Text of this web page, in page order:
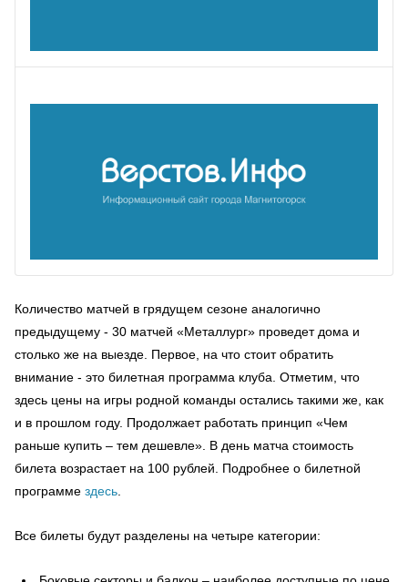
Количество матчей в грядущем сезоне аналогично
предыдущему - 30 матчей «Металлург» проведет дома и
столько же на выезде. Первое, на что стоит обратить
внимание - это билетная программа клуба. Отметим, что
здесь цены на игры родной команды остались такими же, как
и в прошлом году. Продолжает работать принцип «Чем
раньше купить – тем дешевле». В день матча стоимость
билета возрастает на 100 рублей. Подробнее о билетной
программе здесь
Все билеты будут разделены на четыре категории: